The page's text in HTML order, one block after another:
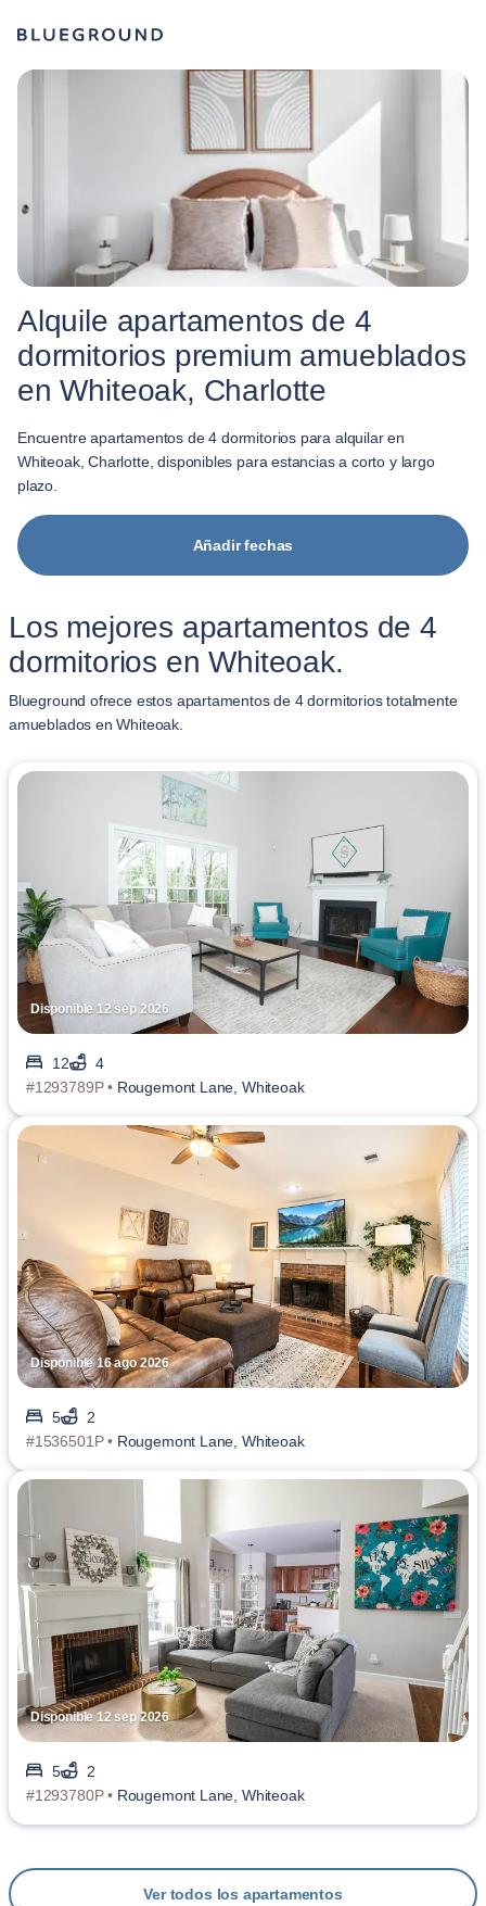
Alquile apartamentos de 4
dormitorios premium amueblados
en Whiteoak, Charlotte
Encuentre apartamentos de 4 dormitorios para alquilar en
Whiteoak, Charlotte, disponibles para estancias a corto y largo
plazo.
Añadir fechas
Los mejores apartamentos de 4
dormitorios en Whiteoak.
Blueground ofrece estos apartamentos de 4 dormitorios totalmente
amueblados en Whiteoak.
Disponible 12 sep 2026
12
4
#1293789P • Rougemont Lane, Whiteoak
Disponible 16 ago 2026
5
2
#1536501P • Rougemont Lane, Whiteoak
Disponible 12 sep 2026
5
2
#1293780P • Rougemont Lane, Whiteoak
Ver todos los apartamentos